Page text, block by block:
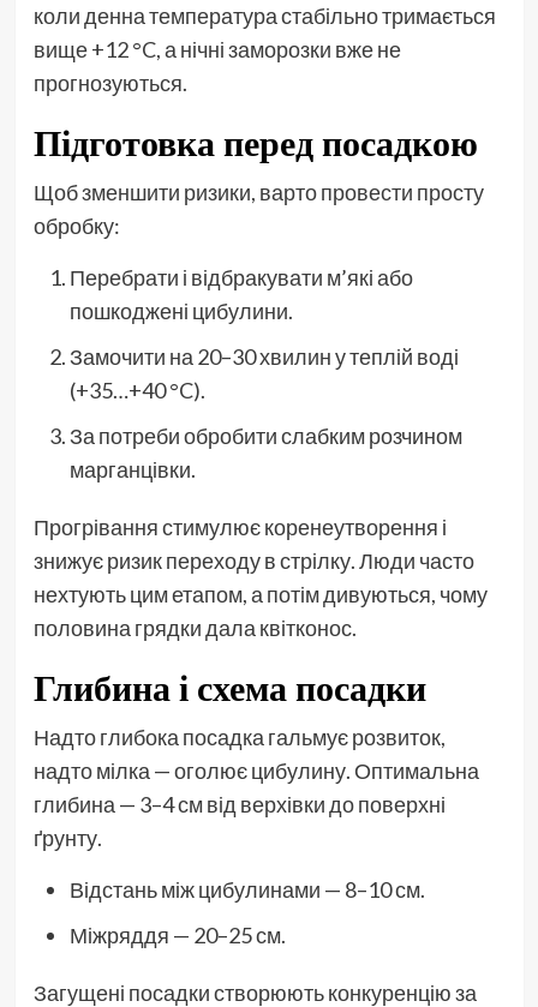
коли денна температура стабільно тримається
вище +12 °C, а нічні заморозки вже не
прогнозуються.
Підготовка перед посадкою
Щоб зменшити ризики, варто провести просту
обробку:
Перебрати і відбракувати м’які або
пошкоджені цибулини.
Замочити на 20–30 хвилин у теплій воді
(+35…+40 °C).
За потреби обробити слабким розчином
марганцівки.
Прогрівання стимулює коренеутворення і
знижує ризик переходу в стрілку. Люди часто
нехтують цим етапом, а потім дивуються, чому
половина грядки дала квітконос.
Глибина і схема посадки
Надто глибока посадка гальмує розвиток,
надто мілка — оголює цибулину. Оптимальна
глибина — 3–4 см від верхівки до поверхні
ґрунту.
Відстань між цибулинами — 8–10 см.
Міжряддя — 20–25 см.
Загущені посадки створюють конкуренцію за